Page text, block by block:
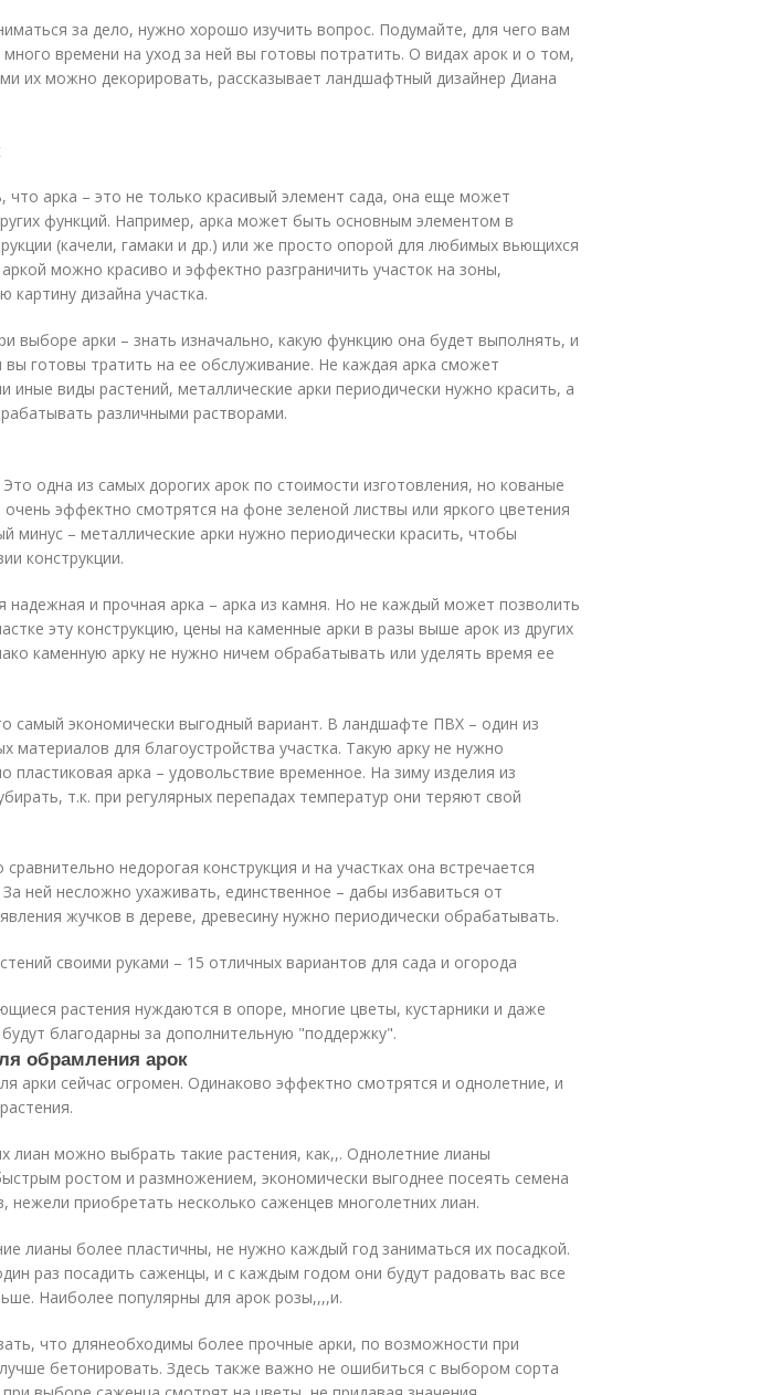
за дело, нужно хорошо изучить вопрос. Подумайте, для чего вам
много времени на уход за ней вы готовы потратить. О видах арок и о том,
их можно декорировать, рассказывает ландшафтный дизайнер Диана
что арка – это не только красивый элемент сада, она еще может
функций. Например, арка может быть основным элементом в
(качели, гамаки и др.) или же просто опорой для любимых вьющихся
можно красиво и эффектно разграничить участок на зоны,
дизайна участка.
выборе арки – знать изначально, какую функцию она будет выполнять, и
вы готовы тратить на ее обслуживание. Не каждая арка сможет
иные виды растений, металлические арки периодически нужно красить, а
различными растворами.
одна из самых дорогих арок по стоимости изготовления, но кованые
очень эффектно смотрятся на фоне зеленой листвы или яркого цветения
минус – металлические арки нужно периодически красить, чтобы
конструкции.
надежная и прочная арка – арка из камня. Но не каждый может позволить
эту конструкцию, цены на каменные арки в разы выше арок из других
каменную арку не нужно ничем обрабатывать или уделять время ее
самый экономически выгодный вариант. В ландшафте ПВХ – один из
материалов для благоустройства участка. Такую арку не нужно
пластиковая арка – удовольствие временное. На зиму изделия из
т.к. при регулярных перепадах температур они теряют свой
недорогая конструкция и на участках она встречается
ней несложно ухаживать, единственное – дабы избавиться от
жучков в дереве, древесину нужно периодически обрабатывать.
своими руками – 15 отличных вариантов для сада и огорода
растения нуждаются в опоре, многие цветы, кустарники и даже
благодарны за дополнительную "поддержку".
обрамления арок
арки сейчас огромен. Одинаково эффектно смотрятся и однолетние, и
лиан можно выбрать такие растения, как,,. Однолетние лианы
ростом и размножением, экономически выгоднее посеять семена
нежели приобретать несколько саженцев многолетних лиан.
лианы более пластичны, не нужно каждый год заниматься их посадкой.
раз посадить саженцы, и с каждым годом они будут радовать вас все
Наиболее популярны для арок розы,,,,и.
что длянеобходимы более прочные арки, по возможности при
бетонировать. Здесь также важно не ошибиться с выбором сорта